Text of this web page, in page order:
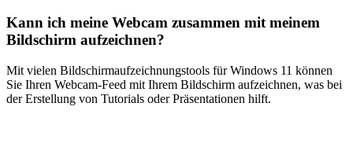
Kann ich meine Webcam zusammen mit meinem
Bildschirm aufzeichnen?
Mit vielen Bildschirmaufzeichnungstools für Windows 11 können
Sie Ihren Webcam-Feed mit Ihrem Bildschirm aufzeichnen, was bei
der Erstellung von Tutorials oder Präsentationen hilft.